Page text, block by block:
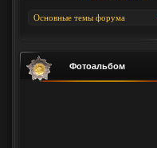
Фотоальбом